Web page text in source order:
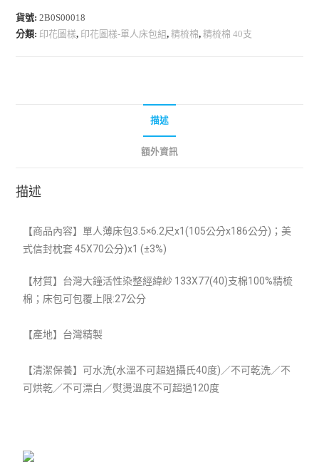
貨號:2B0S00018
分類: 印花圖樣, 印花圖樣-單人床包組,精梳棉,精梳棉 40支
描述
額外資訊
描述
【商品內容】單人薄床包3.5×6.2尺x1(105公分x186公分)；美
式信封枕套 45X70公分)x1 (±3%)
【材質】 台灣大鐘活性染整經緯紗 133X77(40)支棉100%精梳
棉；床包可包覆上限:27公分
【產地】台灣精製
【清潔保養】可水洗(水溫不可超過攝氏40度)／不可乾洗／不
可烘乾／不可漂白／熨燙溫度不可超過120度